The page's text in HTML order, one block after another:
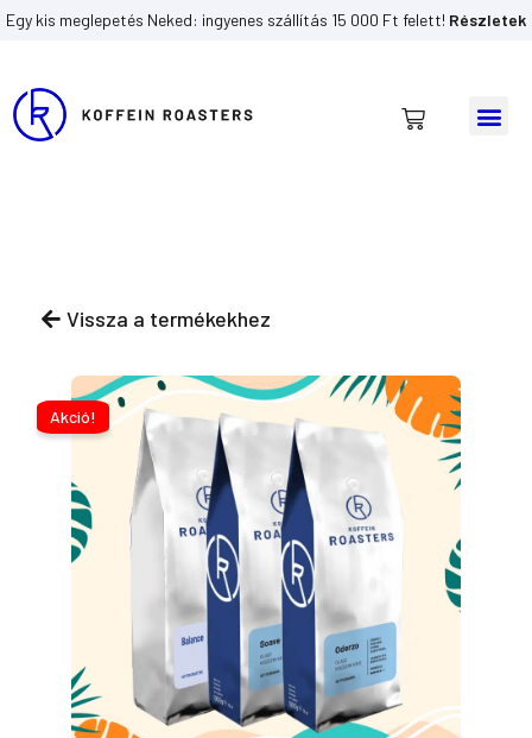
Egy kis meglepetés Neked: ingyenes szállítás 15 000 Ft felett! Részletek
Kosár
Vissza a termékekhez
Akció!